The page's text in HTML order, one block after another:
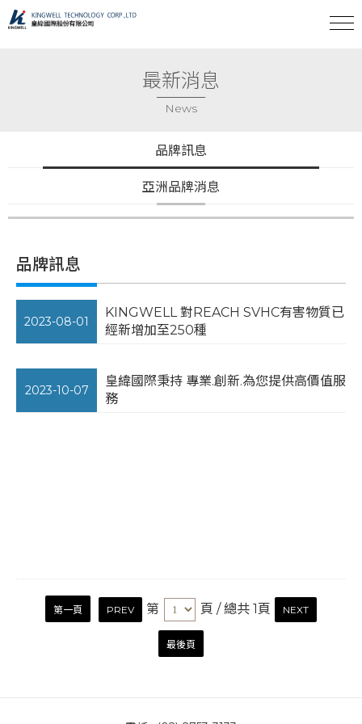
最新消息
News
品牌訊息
亞洲品牌消息
品牌訊息
2023-08-01
KINGWELL 對REACH SVHC有害物質已
經新增加至250種
2023-10-07
皇緯國際秉持 專業.創新.為您提供高價值服
務
第一頁 PREV 第 頁 / 總共 1頁 NEXT
最後頁